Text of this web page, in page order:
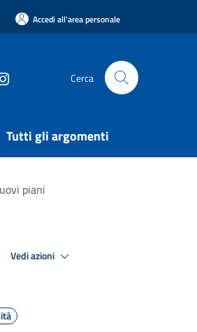
Accedi all'area personale
Cerca
Tutti gli argomenti
piani
Vedi azioni